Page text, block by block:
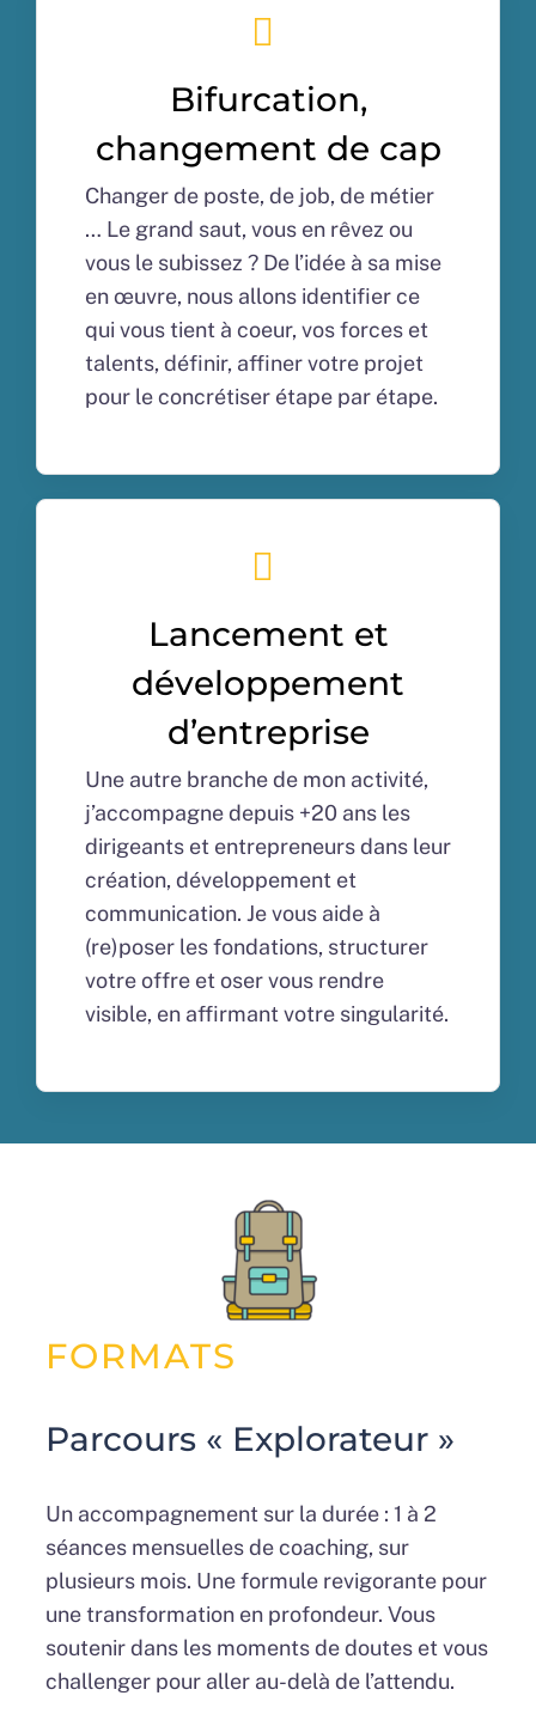
Bifurcation,
changement de cap
Changer de poste, de job, de métier
… Le grand saut, vous en rêvez ou
vous le subissez ? De l’idée à sa mise
en œuvre, nous allons identifier ce
qui vous tient à coeur, vos forces et
talents, définir, affiner votre projet
pour le concrétiser étape par étape.
Lancement et
développement
d’entreprise
Une autre branche de mon activité,
j’accompagne depuis +20 ans les
dirigeants et entrepreneurs dans leur
création, développement et
communication. Je vous aide à
(re)poser les fondations, structurer
votre offre et oser vous rendre
visible, en affirmant votre singularité.
FORMATS
Parcours « Explorateur »
Un accompagnement sur la durée : 1 à 2
séances mensuelles de coaching, sur
plusieurs mois. Une formule revigorante pour
une transformation en profondeur. Vous
soutenir dans les moments de doutes et vous
challenger pour aller au-delà de l’attendu.